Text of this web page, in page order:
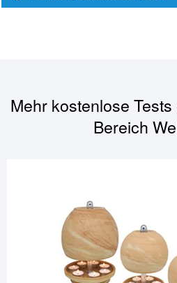
Mehr kostenlose
Bereich